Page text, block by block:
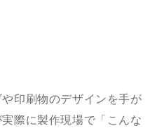
印刷物のデザインを手が
際に製作現場で「こんな